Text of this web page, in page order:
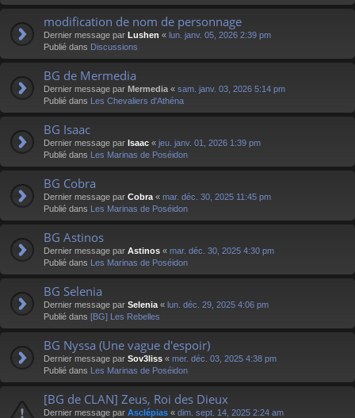
modification de nom de personnage
Dernier message par Lushen « lun. janv. 05, 2026 2:39 pm
Publié dans Discussions
BG de Mermedia
Dernier message par Mermedia « sam. janv. 03, 2026 5:14 pm
Publié dans Les Chevaliers d'Athéna
BG Isaac
Dernier message par Isaac « jeu. janv. 01, 2026 1:39 pm
Publié dans Les Marinas de Poséidon
BG Cobra
Dernier message par Cobra « mar. déc. 30, 2025 11:45 pm
Publié dans Les Marinas de Poséidon
BG Astinos
Dernier message par Astinos « mar. déc. 30, 2025 4:30 pm
Publié dans Les Marinas de Poséidon
BG Selenia
Dernier message par Selenia « lun. déc. 29, 2025 4:06 pm
Publié dans [BG] Les Rebelles
BG Nyssa (Une vague d'espoir)
Dernier message par Sov3liss « mer. déc. 03, 2025 4:38 pm
Publié dans Les Marinas de Poséidon
[BG de CLAN] Zeus, Roi des Dieux
Dernier message par Asclépias « dim. sept. 14, 2025 2:24 am